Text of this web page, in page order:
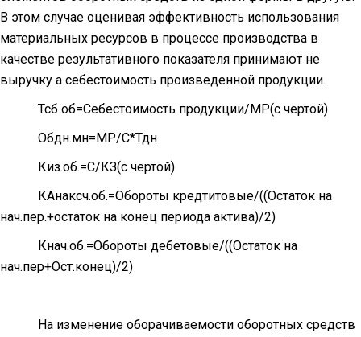
В этом случае оценивая эффективность использования
материальных ресурсов в процессе производства в
качестве результативного показателя принимают не
выручку а себестоимость произведенной продукции.
Тсб об=Себестоимость продукции/МР(с чертой)
Обдн.мн=МР/С*Тдн
Киз.об.=С/КЗ(с чертой)
КАнаксч.об.=Обороты кредтитовые/((Остаток на
нач.пер.+остаток на конец периода актива)/2)
Кнач.об.=Обороты дебетовые/((Остаток на
нач.пер+Ост.конец)/2)
На изменение оборачиваемости оборотных средств